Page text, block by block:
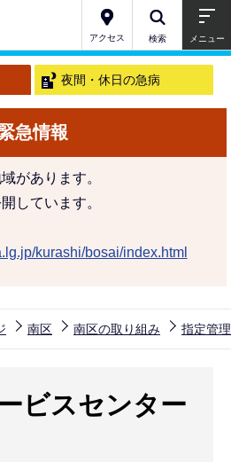
アクセス 検索 メニュー
夜間・休日の急病
急情報
があります。
しています。
kurashi/bosai/index.html
南区 南区の取り組み 指定管
ビスセンター